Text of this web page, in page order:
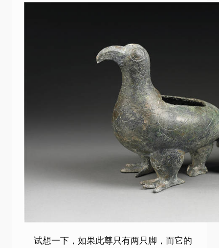
试想一下，如果此尊只有两只脚，而它的